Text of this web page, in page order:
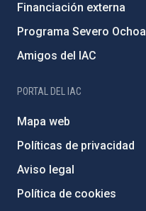
Financiación externa
Programa Severo Ochoa
Amigos del IAC
PORTAL DEL IAC
Mapa web
Políticas de privacidad
Aviso legal
Política de cookies